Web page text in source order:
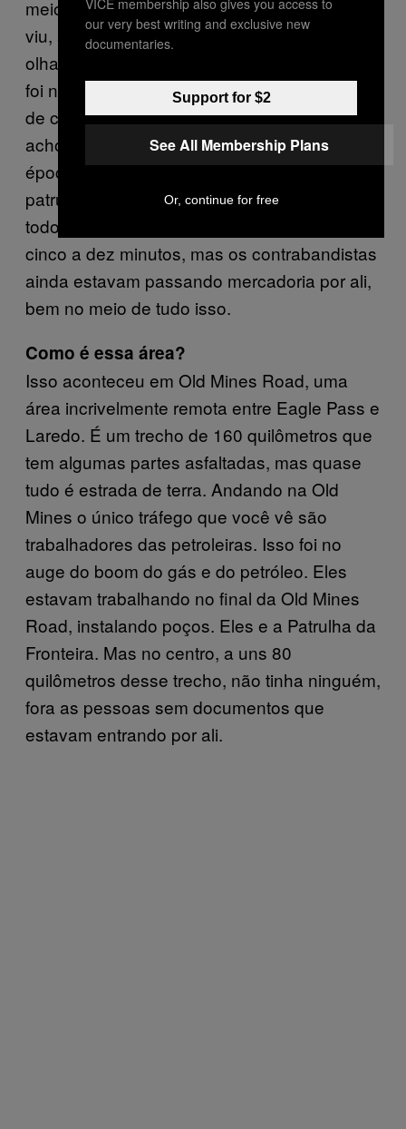
meio da estrada. No processo, um deles me
viu, apontou na minha direção e todos
olharam pra mim. Foi bem assustador. Isso
foi na Old Military Road. É uma grande área
de contrabando e tráfico. O governador —
acho que era o [Richard] Perry naquela
época — tinha colocado centenas de
patrulheiros na área, então eles estavam por
todo lado. Eu cruzava com uma patrulha de
cinco a dez minutos, mas os contrabandistas
ainda estavam passando mercadoria por ali,
bem no meio de tudo isso.
Como é essa área?
Isso aconteceu em Old Mines Road, uma
área incrivelmente remota entre Eagle Pass e
Laredo. É um trecho de 160 quilômetros que
tem algumas partes asfaltadas, mas quase
tudo é estrada de terra. Andando na Old
Mines o único tráfego que você vê são
trabalhadores das petroleiras. Isso foi no
auge do boom do gás e do petróleo. Eles
estavam trabalhando no final da Old Mines
Road, instalando poços. Eles e a Patrulha da
Fronteira. Mas no centro, a uns 80
quilômetros desse trecho, não tinha ninguém,
fora as pessoas sem documentos que
estavam entrando por ali.
our very best writing and exclusive new
documentaries.
Support for $2
See All Membership Plans
Or, continue for free